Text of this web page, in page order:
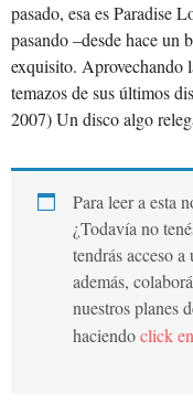
pasado, esa es Paradise
pasando –desde hace un
exquisito. Aprovechando
temazos de sus últimos
2007) Un disco algo
Para leer a esta
¿Todavía no
tendrás acceso
además,
nuestros planes
haciendoclick